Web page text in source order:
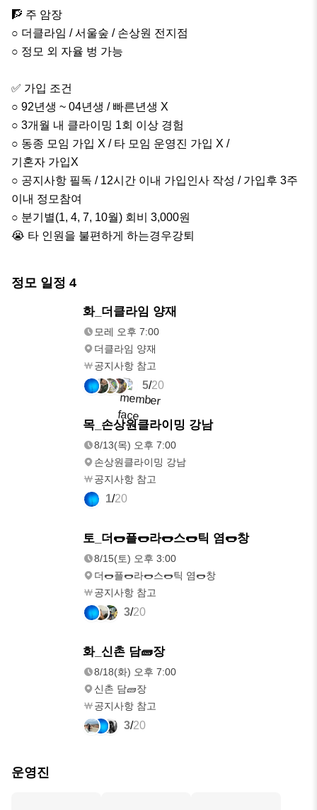
🧗 주 암장
○ 더클라임 / 서울숲 / 손상원 전지점
○ 정모 외 자율 벙 가능
✅ 가입 조건
○ 92년생 ~ 04년생 / 빠른년생 X
○ 3개월 내 클라이밍 1회 이상 경험
○ 동종 모임 가입 X / 타 모임 운영진 가입 X /
기혼자 가입X
○ 공지사항 필독 / 12시간 이내 가입인사 작성 / 가입후 3주
이내 정모참여
○ 분기별(1, 4, 7, 10월) 회비 3,000원
😭 타 인원을 불편하게 하는경우강퇴
정모 일정 4
화_더클라임 양재
모레 오후 7:00
더클라임 양재
공지사항 참고
5/20
목_손상원클라이밍 강남
8/13(목) 오후 7:00
손상원클라이밍 강남
공지사항 참고
1/20
토_더🌭플🌭라🌭스🌭틱 염🌭창
8/15(토) 오후 3:00
더🌭플🌭라🌭스🌭틱 염🌭창
공지사항 참고
3/20
화_신촌 담🧱장
8/18(화) 오후 7:00
신촌 담🧱장
공지사항 참고
3/20
운영진